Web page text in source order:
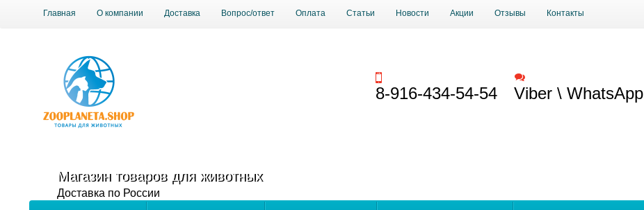
Главная О компании Доставка Вопрос/ответ Оплата Статьи Новости Акции Отзывы Контакты
Магазин товаров для животных
Доставка по России
8-916-434-54-54 Viber \ WhatsApp